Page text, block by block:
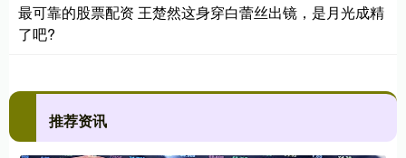
最可靠的股票配资 王楚然这身穿白蕾丝出镜，是月光成精
了吧?
推荐资讯